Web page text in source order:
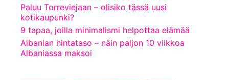
Paluu Torreviejaan – olisiko tässä uusi
kotikaupunki?
9 tapaa, joilla minimalismi helpottaa elämää
Albanian hintataso – näin paljon 10 viikkoa
Albaniassa maksoi